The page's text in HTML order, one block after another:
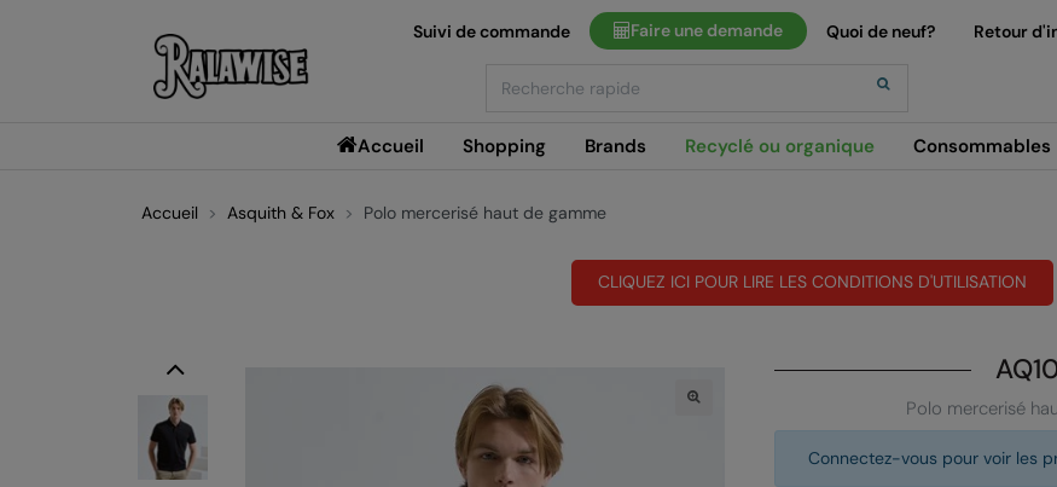
Accueil Shopping Brands Recyclé ou organique Consommables
Suivi de commande Faire une demande Quoi de neuf? Retour
Accueil Asquith & Fox Polo mercerisé haut de gamme
CLIQUEZ ICI POUR LIRE LES CONDITIONS D'UTILISATION
Polo mercerisé
Connectez-vous pour voir les
Previous